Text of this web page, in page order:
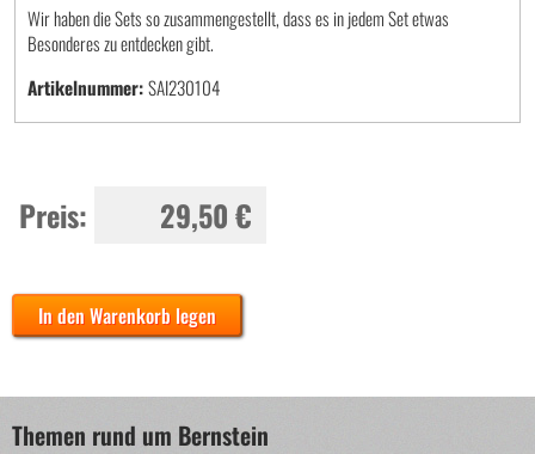
Wir haben die Sets so zusammengestellt, dass es in jedem Set etwas
Besonderes zu entdecken gibt.
Artikelnummer:SAI230104
Preis: 29,50 €
Themen rund um Bernstein